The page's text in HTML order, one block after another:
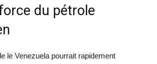
du pétrole
le Venezuela pourrait rapidement